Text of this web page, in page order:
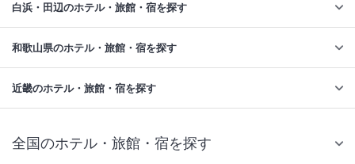
白浜・田辺のホテル・旅館・宿を探す
和歌山県のホテル・旅館・宿を探す
近畿のホテル・旅館・宿を探す
全国のホテル・旅館・宿を探す